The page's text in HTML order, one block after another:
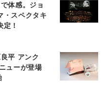
体感。ジョ
・スペクタキ
！
平 アンク
ューが登場